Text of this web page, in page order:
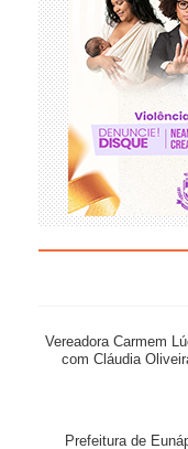
Vereadora Carmem
com Cláudia
Prefeitura de